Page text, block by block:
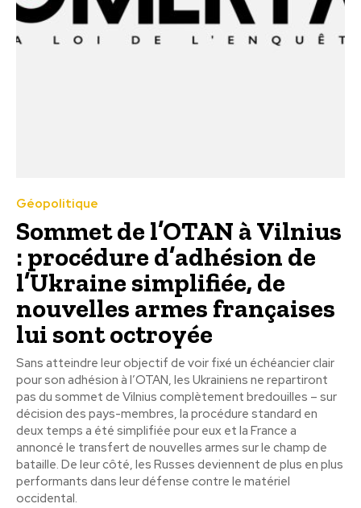
Géopolitique
Sommet de l’OTAN à Vilnius
: procédure d’adhésion de
l’Ukraine simplifiée, de
nouvelles armes françaises
lui sont octroyée
Sans atteindre leur objectif de voir fixé un échéancier clair
pour son adhésion à l’OTAN, les Ukrainiens ne repartiront
pas du sommet de Vilnius complètement bredouilles – sur
décision des pays-membres, la procédure standard en
deux temps a été simplifiée pour eux et la France a
annoncé le transfert de nouvelles armes sur le champ de
bataille. De leur côté, les Russes deviennent de plus en plus
performants dans leur défense contre le matériel
occidental.